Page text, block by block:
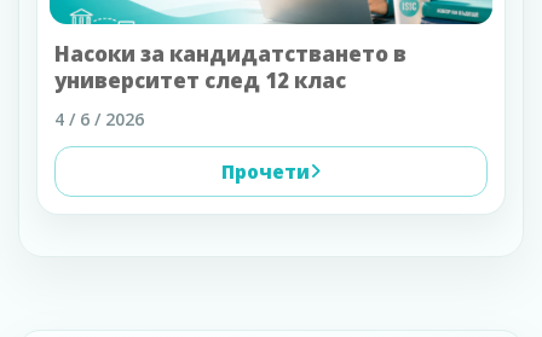
Насоки за кандидатстването в
университет след 12 клас
4 / 6 / 2026
Прочети